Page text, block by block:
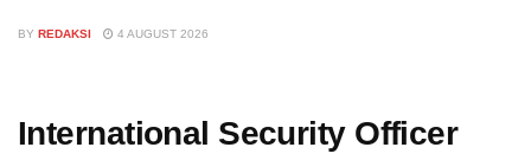
BY REDAKSI 4 AUGUST 2026
International Security Officer